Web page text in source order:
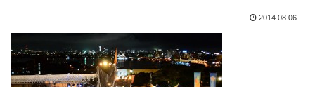
2014.08.06